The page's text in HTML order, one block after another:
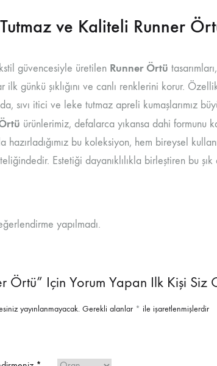
ve Kaliteli Runner
güvencesiyle üretilen Runner Örtü
ilk günkü şıklığını ve canlı renklerini korur.
sıvı itici ve leke tutmaz apreli kumaşlarımız
ürünlerimiz, defalarca yıkansa dahi
hazırladığımız bu koleksiyon, hem bireysel
Estetiği dayanıklılıkla birleştiren bu
yapılmadı.
Örtü” Için Yorum Yapan Ilk Kişi Siz
yayınlanmayacak. Gerekli alanlar * ile işaretlenmişlerdir